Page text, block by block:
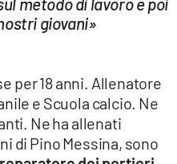
giovani»
per 18 anni. Allenatore
e Scuola calcio. Ne
Ne ha allenati
di Pino Messina, sono